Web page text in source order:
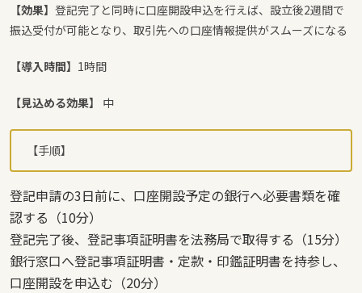
【効果】 登記完了と同時に口座開設申込を行えば、設立後2週間で
振込受付が可能となり、取引先への口座情報提供がスムーズになる
【導入時間】 1時間
【見込める効果】 中
【手順】
登記申請の3日前に、口座開設予定の銀行へ必要書類を確
認する（10分）
登記完了後、登記事項証明書を法務局で取得する（15分）
銀行窓口へ登記事項証明書・定款・印鑑証明書を持参し、
口座開設を申込む（20分）